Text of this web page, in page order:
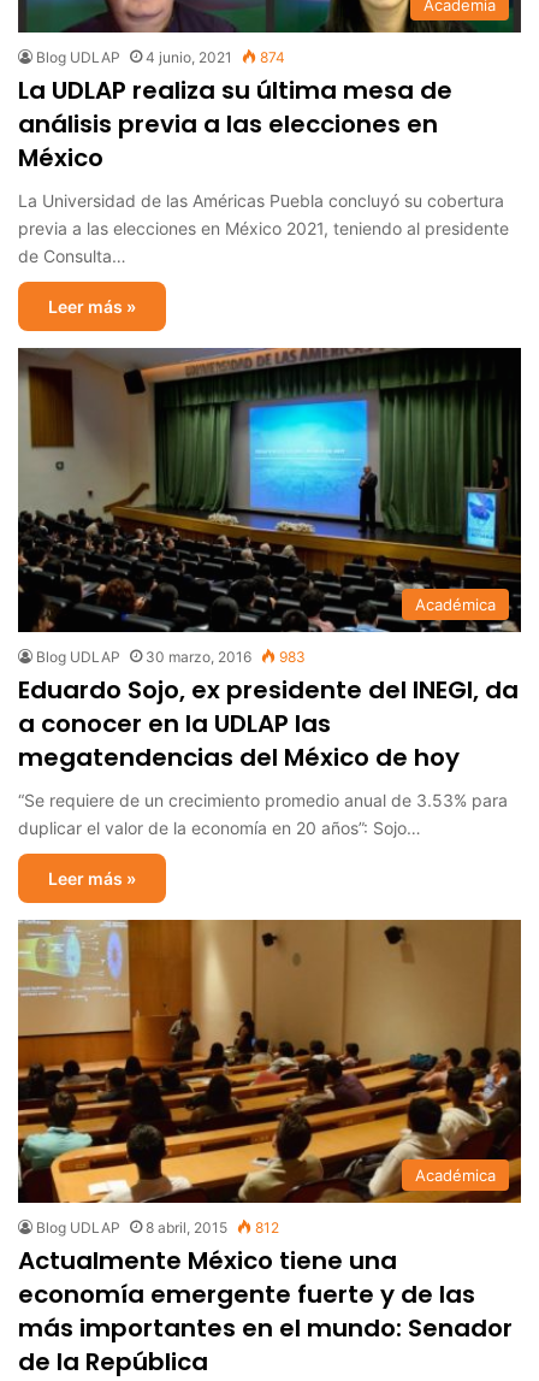
Academia
Blog UDLAP 4 junio, 2021 874
La UDLAP realiza su última mesa de
análisis previa a las elecciones en
México
La Universidad de las Américas Puebla concluyó su cobertura
previa a las elecciones en México 2021, teniendo al presidente
de Consulta…
Leer más »
Académica
Blog UDLAP 30 marzo, 2016 983
Eduardo Sojo, ex presidente del INEGI, da
a conocer en la UDLAP las
megatendencias del México de hoy
“Se requiere de un crecimiento promedio anual de 3.53% para
duplicar el valor de la economía en 20 años”: Sojo…
Leer más »
Académica
Blog UDLAP 8 abril, 2015 812
Actualmente México tiene una
economía emergente fuerte y de las
más importantes en el mundo: Senador
de la República